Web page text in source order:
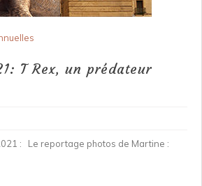
T Rex, un prédateur
: Le reportage photos de Martine :